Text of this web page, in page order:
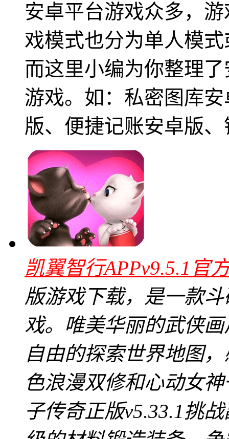
安卓平台游戏众多，
戏模式也分为单人模
而这里小编为你整理
游戏。如：私密图库
版、便捷记账安卓版
凯翼智行APPv9.5.1官
版游戏下载，是一款
戏。唯美华丽的武侠
自由的探索世界地图
色浪漫双修和心动女
子传奇正版v5.33.1挑